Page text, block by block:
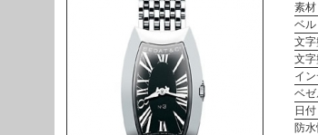
素材
ベル
文
文
イ
ベ
日付
防水